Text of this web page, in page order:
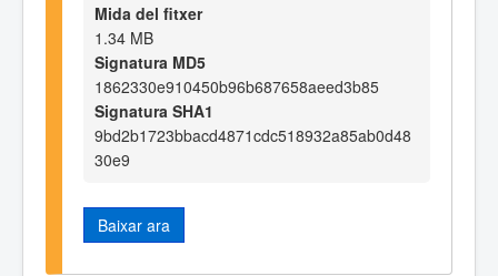
Mida del fitxer
1.34 MB
Signatura MD5
1862330e910450b96b687658aeed3b85
Signatura SHA1
9bd2b1723bbacd4871cdc518932a85ab0d48
30e9
Baixar ara